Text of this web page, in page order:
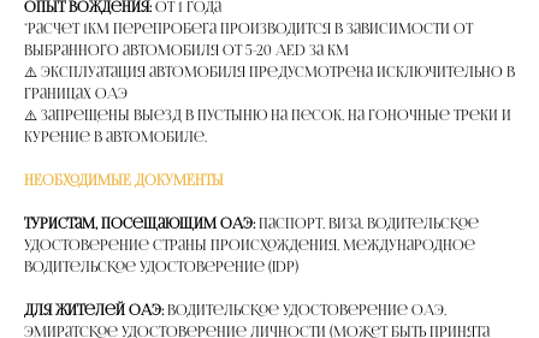
Опыт вождения: от 1 года
*расчет 1км перепробега производится в зависимости от
выбранного автомобиля от 5-20 AED за км
⚠️ Эксплуатация автомобиля предусмотрена исключительно в
границах ОАЭ
⚠️ Запрещены выезд в пустыню на песок, на гоночные треки и
курение в автомобиле.
НЕОБХОДИМЫЕ ДОКУМЕНТЫ
Туристам, посещающим ОАЭ: Паспорт, Виза, Водительское
удостоверение страны происхождения, Международное
водительское удостоверение (IDP)
Для жителей ОАЭ: Водительское удостоверение ОАЭ,
Эмиратское удостоверение личности (может быть принята